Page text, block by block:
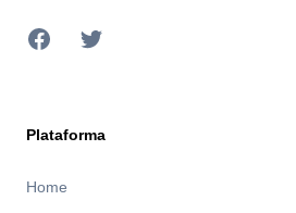
Facebook
Twitter
Plataforma
Home